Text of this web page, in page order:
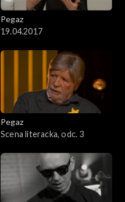
Pegaz
19.04.2017
Pegaz
Scena literacka, odc. 3